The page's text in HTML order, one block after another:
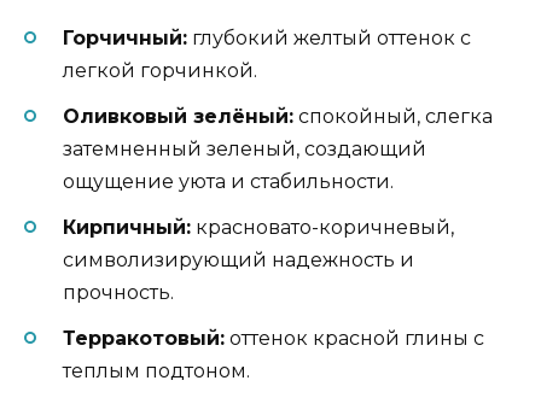
Горчичный: глубокий желтый оттенок с
легкой горчинкой.
Оливковый зелёный: спокойный, слегка
затемненный зеленый, создающий
ощущение уюта и стабильности.
Кирпичный: красновато-коричневый,
символизирующий надежность и
прочность.
Терракотовый: оттенок красной глины с
теплым подтоном.